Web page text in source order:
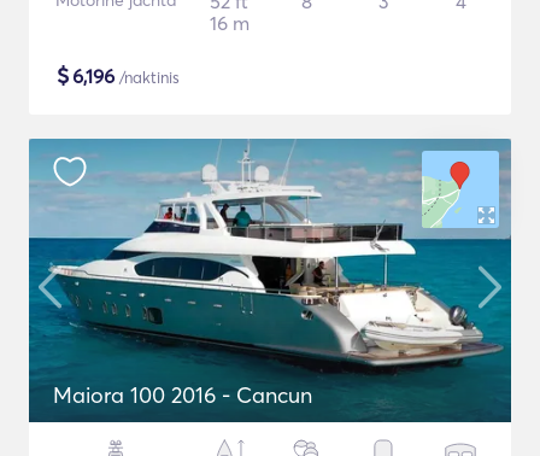
16 m
$6,196 /naktinis
Maiora 100 2016 - Cancun